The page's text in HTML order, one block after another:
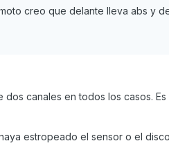
creo que delante lleva abs y
canales en todos los casos.
estropeado el sensor o el